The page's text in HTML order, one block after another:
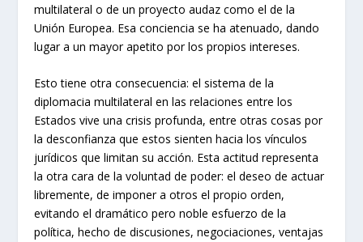
multilateral o de un proyecto audaz como el de la
Unión Europea. Esa conciencia se ha atenuado, dando
lugar a un mayor apetito por los propios intereses.
Esto tiene otra consecuencia: el sistema de la
diplomacia multilateral en las relaciones entre los
Estados vive una crisis profunda, entre otras cosas por
la desconfianza que estos sienten hacia los vínculos
jurídicos que limitan su acción. Esta actitud representa
la otra cara de la voluntad de poder: el deseo de actuar
libremente, de imponer a otros el propio orden,
evitando el dramático pero noble esfuerzo de la
política, hecho de discusiones, negociaciones, ventajas